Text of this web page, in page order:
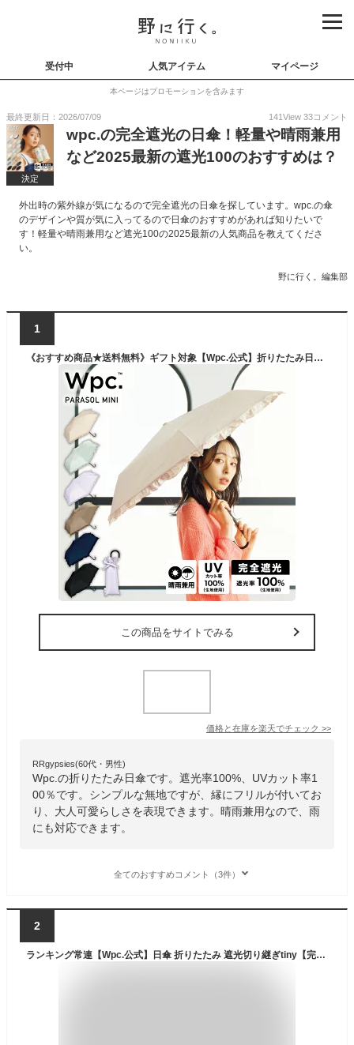
受付中 人気アイテム マイページ
本ページはプロモーションを含みます
最終更新日：2026/07/09 141View 33コメント
決定
wpc.の完全遮光の日傘！軽量や晴雨兼用
など2025最新の遮光100のおすすめは？
外出時の紫外線が気になるので完全遮光の日傘を探しています。wpc.の傘
のデザインや質が気に入ってるので日傘のおすすめがあれば知りたいで
す！軽量や晴雨兼用など遮光100の2025最新の人気商品を教えてくださ
い。
野に行く。編集部
1
《おすすめ商品★送料無料》ギフト対象【Wpc.公式】折りたたみ日傘 遮光クラシックフリル ミニ【完全遮光100% 完全UVカット率100％生地 折りたたみ傘 折り畳み 晴雨兼用 レディース おしゃれ 遮熱 無地 かわいい ブランド】
この商品をサイトでみる
価格と在庫を楽天でチェック >>
RRgypsies(60代・男性)
Wpc.の折りたたみ日傘です。遮光率100%、UVカット率1
00％です。シンプルな無地ですが、縁にフリルが付いてお
り、大人可愛らしさを表現できます。晴雨兼用なので、雨
にも対応できます。
全てのおすすめコメント（3件）
2
ランキング常連【Wpc.公式】日傘 折りたたみ 遮光切り継ぎtiny【完全遮光100％ 完全UVカット率100％生地 重量210g 超軽量 6本骨 コンパクト 晴雨兼用 レディース メンズ 日焼け/紫外線対策 タイニー 親子 お揃い】 送料無料